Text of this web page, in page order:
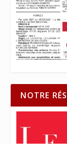
NOTRE